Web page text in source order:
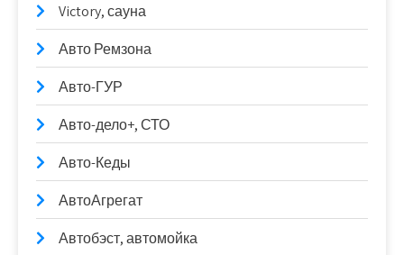
Victory, сауна
Авто Ремзона
Авто-ГУР
Авто-дело+, СТО
Авто-Кеды
АвтоАгрегат
Автобэст, автомойка